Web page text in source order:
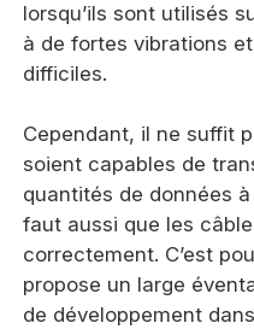
lorsqu’ils sont utilisés
à de fortes vibrations
difficiles.
Cependant, il ne suffit
soient capables de
quantités de données
faut aussi que les
correctement. C’est
propose un large
de développement